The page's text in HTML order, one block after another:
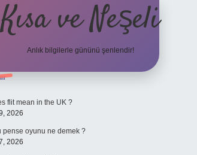
Kısa ve Neşeli
Anlık bilgilerle gününü şenlendir!
flit mean in the UK ?
2026
pense oyunu ne demek ?
2026